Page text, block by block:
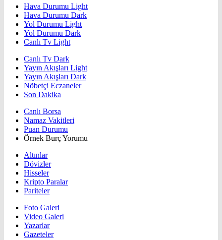
Hava Durumu Light
Hava Durumu Dark
Yol Durumu Light
Yol Durumu Dark
Canlı Tv Light
Canlı Tv Dark
Yayın Akışları Light
Yayın Akışları Dark
Nöbetçi Eczaneler
Son Dakika
Canlı Borsa
Namaz Vakitleri
Puan Durumu
Örnek Burç Yorumu
Altınlar
Dövizler
Hisseler
Kripto Paralar
Pariteler
Foto Galeri
Video Galeri
Yazarlar
Gazeteler